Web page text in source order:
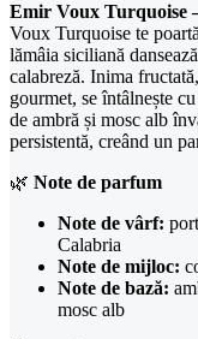
Emir Voux Turquoise
Voux Turquoise te
lămâia siciliană
calabreză. Inima
gourmet, se întâlnește
de ambră și mosc alb
persistentă, creând un
🌿 Note de parfum
Note de vârf:
Calabria
Note de mijloc:
Note de bază:
mosc alb